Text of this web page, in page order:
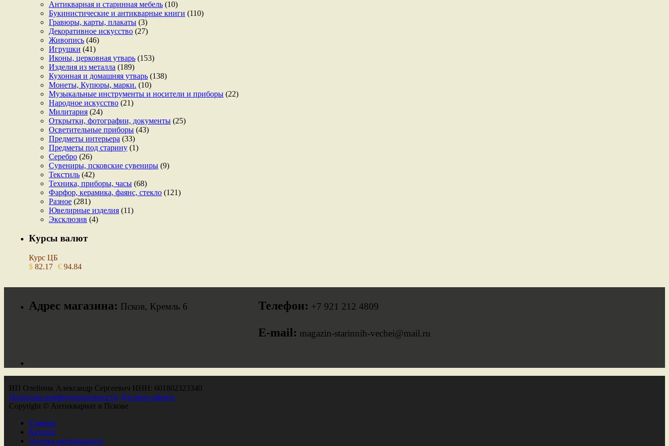
Антикварная и старинная мебель (10)
Букинистические и антикварные книги (110)
Гравюры, карты, плакаты (3)
Декоративное искусство (27)
Живопись (46)
Игрушки (41)
Иконы, церковная утварь (153)
Изделия из металла (189)
Кухонная и домашняя утварь (138)
Монеты, Купюры, марки. (10)
Музыкальные инструменты и носители и приборы (22)
Народное искусство (21)
Милитария (24)
Открытки, фотографии, документы (25)
Осветительные приборы (43)
Предметы интерьера (33)
Предметы под старину (1)
Серебро (26)
Сувениры, псковские сувениры (9)
Текстиль (42)
Техника, приборы, часы (68)
Фарфор, керамика, фаянс, стекло (121)
Разное (281)
Ювелирные изделия (11)
Эксклюзив (4)
Курсы валют
Курс ЦБ
$ 82.17 € 94.84
Адрес магазина: Псков, Кремль 6 Телефон: +7 921 212 4809
E-mail: magazin-starinnih-vechei@mail.ru
ИП Олейник Александр Сергеевич ИНН: 601802323340
Политика конфиденциальности Договор-оферта
Copyright © Антиквариат в Пскове
Главная
Каталог
Оценка антиквариата